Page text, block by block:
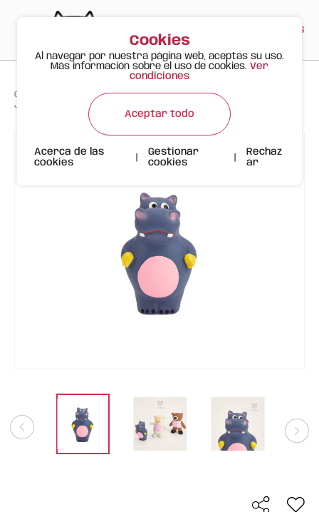
ES
Gato Feliz Productos > >
Juguete de Látex Natural Hipopótamo | FOFOS
Cookies
Al navegar por nuestra página web, aceptas su uso.
Más información sobre el uso de cookies. Ver
condiciones
Aceptar todo
Acerca de las
cookies
Gestionar
cookies
Rechaz
ar